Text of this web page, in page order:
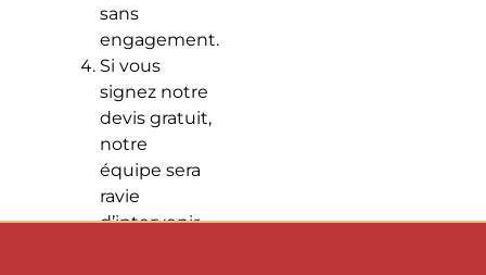
sans
engagement.
Si vous
signez notre
devis gratuit,
notre
équipe sera
ravie
d’intervenir